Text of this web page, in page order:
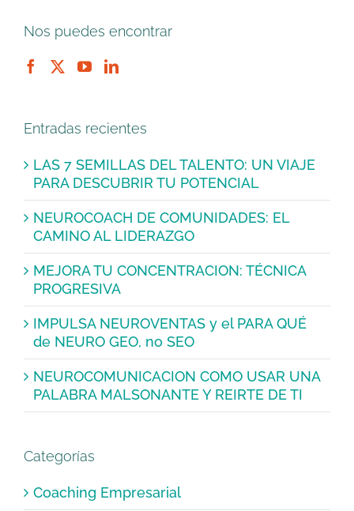
Nos puedes encontrar
Entradas recientes
LAS 7 SEMILLAS DEL TALENTO: UN VIAJE
PARA DESCUBRIR TU POTENCIAL
NEUROCOACH DE COMUNIDADES: EL
CAMINO AL LIDERAZGO
MEJORA TU CONCENTRACION: TÉCNICA
PROGRESIVA
IMPULSA NEUROVENTAS y el PARA QUÉ
de NEURO GEO, no SEO
NEUROCOMUNICACION COMO USAR UNA
PALABRA MALSONANTE Y REIRTE DE TI
Categorías
Coaching Empresarial